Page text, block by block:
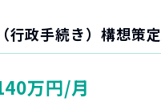
行政手続き）構想策定
万円/月